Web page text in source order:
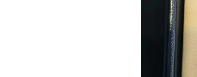
合肥市蜀山区潜山路111号万
泉州市丰泽区宝洲路729号浦
青岛市南区山东路6号华润大
烟台市芝罘区胜利路139号万
长春市朝阳区西安大路727号
贵阳市南明区都司高架桥路